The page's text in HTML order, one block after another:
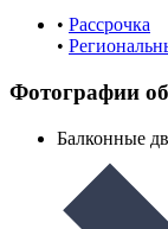
• Рассрочка
•
Фотографии
Балконные